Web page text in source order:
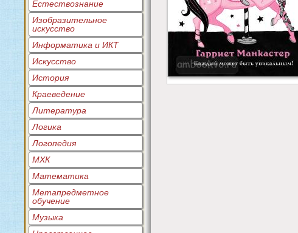
Естествознание
Изобразительное
искусство
Информатика и ИКТ
Искусство
История
Краеведение
Литература
Логика
Логопедия
МХК
Математика
Метапредметное
обучение
Музыка